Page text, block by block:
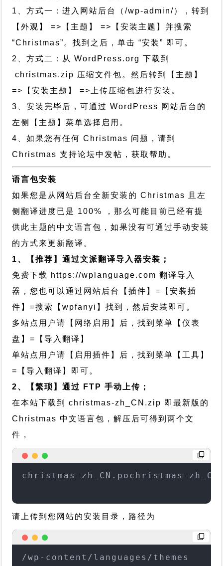
1、方式一：进入网站后台（/wp-admin/），转到
【外观】 =>【主题】 =>【安装主题】并搜索
“Christmas”。找到之后，单击 “安装” 即可。
2、方式二：从 WordPress.org 下载到
christmas.zip 压缩文件包。然后转到【主题】
=>【安装主题】 =>上传压缩包进行安装。
3、安装完毕后，可通过 WordPress 网站后台的
左侧【主题】菜单选择启用。
4、如果您有任何 Christmas 问题，请到
Christmas 支持论坛中发帖，获取帮助。
语言包安装
如果您是从网站后台全新安装的 Christmas 且左
侧翻译进度已是 100% ，那么可能目前已经有提
供此主题的中文语言包，如果没有可通过手动安装
的方式来更新翻译。
1、【推荐】通过文派翻译导入器安装；
免费下载 https://wplanguage.com 翻译导入
器，您也可以通过网站后台【插件】=【安装插
件】=搜索【wpfanyi】找到，然后安装即可。
多站点用户请【网络启用】后，找到菜单【仪表
盘】=【导入翻译】
单站点用户请【启用插件】后，找到菜单【工具】
=【导入翻译】即可。
2、【繁琐】通过 FTP 手动上传；
在本站下载到christmas-zh_CN.zip 即最新版的
Christmas 中文语言包，解压后可得到两个文
件，
christmas-zh_CN.pochristmas-
请上传到您网站的安装目录，路径为
/wp-content/languages/themes